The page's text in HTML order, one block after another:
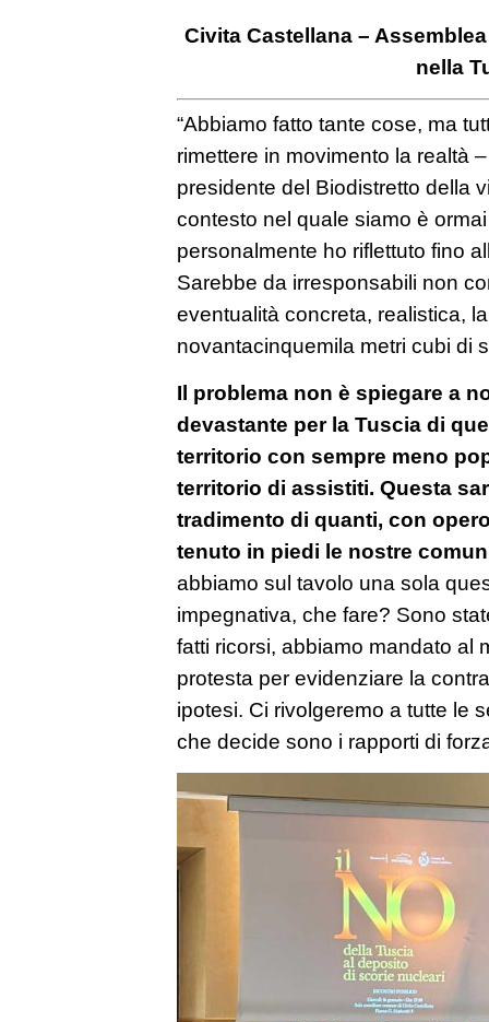
Civita Castellana –
nella
“Abbiamo fatto tante cose, ma
rimettere in movimento la realtà
presidente del Biodistretto della
contesto nel quale siamo è
personalmente ho riflettuto fino
Sarebbe da irresponsabili non
eventualità concreta, realistica,
novantacinquemila metri cubi di
Il problema non è spiegare a
devastante per la Tuscia di
territorio con sempre meno
territorio di assistiti. Questa
tradimento di quanti, con
tenuto in piedi le nostre
abbiamo sul tavolo una sola
impegnativa, che fare? Sono
fatti ricorsi, abbiamo mandato al
protesta per evidenziare la
ipotesi. Ci rivolgeremo a tutte le
che decide sono i rapporti di